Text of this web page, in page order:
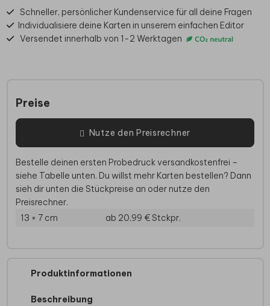
Schneller, persönlicher Kundenservice für all deine Fragen
Individualisiere deine Karten in unserem einfachen Editor
Versendet innerhalb von 1-2 Werktagen
Preise
Nutze den Preisrechner
Bestelle deinen ersten Probedruck versandkostenfrei –
siehe Tabelle unten. Du willst mehr Karten bestellen? Dann
sieh dir unten die Stückpreise an oder nutze den
Preisrechner.
13 × 7 cm
ab 20,99 €Stckpr.
Produktinformationen
Beschreibung